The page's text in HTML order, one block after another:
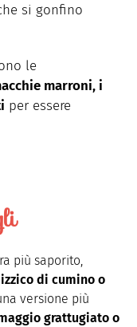
si gonfino
le
marroni, i
per essere
più saporito,
di cumino o
versione più
grattugiato o